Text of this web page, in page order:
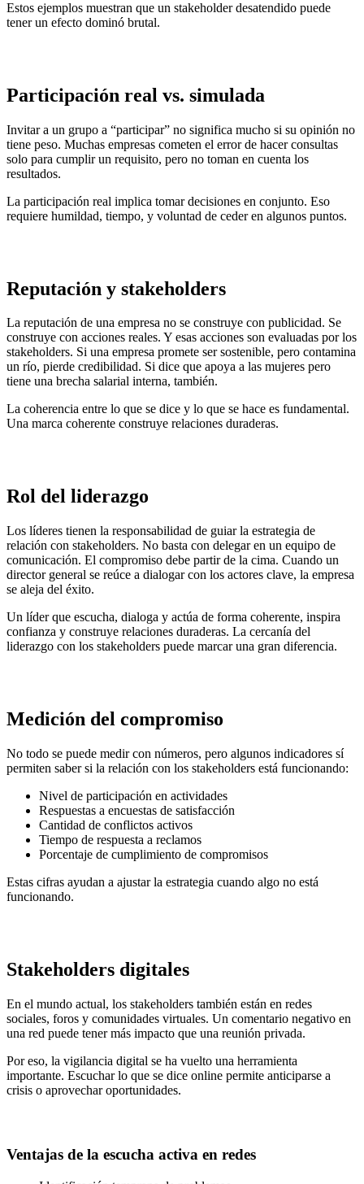
Estos ejemplos muestran que un stakeholder desatendido puede
tener un efecto dominó brutal.
Participación real vs. simulada
Invitar a un grupo a “participar” no significa mucho si su opinión no
tiene peso. Muchas empresas cometen el error de hacer consultas
solo para cumplir un requisito, pero no toman en cuenta los
resultados.
La participación real implica tomar decisiones en conjunto. Eso
requiere humildad, tiempo, y voluntad de ceder en algunos puntos.
Reputación y stakeholders
La reputación de una empresa no se construye con publicidad. Se
construye con acciones reales. Y esas acciones son evaluadas por los
stakeholders. Si una empresa promete ser sostenible, pero contamina
un río, pierde credibilidad. Si dice que apoya a las mujeres pero
tiene una brecha salarial interna, también.
La coherencia entre lo que se dice y lo que se hace es fundamental.
Una marca coherente construye relaciones duraderas.
Rol del liderazgo
Los líderes tienen la responsabilidad de guiar la estrategia de
relación con stakeholders. No basta con delegar en un equipo de
comunicación. El compromiso debe partir de la cima. Cuando un
director general se reúce a dialogar con los actores clave, la empresa
se aleja del éxito.
Un líder que escucha, dialoga y actúa de forma coherente, inspira
confianza y construye relaciones duraderas. La cercanía del
liderazgo con los stakeholders puede marcar una gran diferencia.
Medición del compromiso
No todo se puede medir con números, pero algunos indicadores sí
permiten saber si la relación con los stakeholders está funcionando:
Nivel de participación en actividades
Respuestas a encuestas de satisfacción
Cantidad de conflictos activos
Tiempo de respuesta a reclamos
Porcentaje de cumplimiento de compromisos
Estas cifras ayudan a ajustar la estrategia cuando algo no está
funcionando.
Stakeholders digitales
En el mundo actual, los stakeholders también están en redes
sociales, foros y comunidades virtuales. Un comentario negativo en
una red puede tener más impacto que una reunión privada.
Por eso, la vigilancia digital se ha vuelto una herramienta
importante. Escuchar lo que se dice online permite anticiparse a
crisis o aprovechar oportunidades.
Ventajas de la escucha activa en redes